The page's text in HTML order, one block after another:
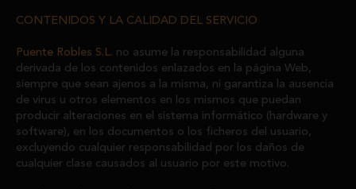
CONTENIDOS Y LA CALIDAD DEL SERVICIO
Puente Robles S.L. no asume la responsabilidad alguna
derivada de los contenidos enlazados en la página Web,
siempre que sean ajenos a la misma, ni garantiza la ausencia
de virus u otros elementos en los mismos que puedan
producir alteraciones en el sistema informático (hardware y
software), en los documentos o los ficheros del usuario,
excluyendo cualquier responsabilidad por los daños de
cualquier clase causados al usuario por este motivo.